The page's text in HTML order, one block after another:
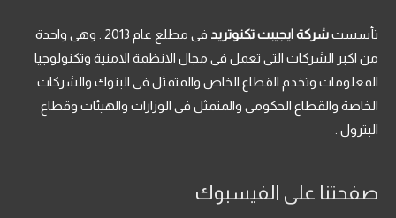
تأسستشركة ايجيبت تكنوتريد
فى مطلع عام 2013 . وهى واحدة
من اكبر الشركات التى تعمل فى مجال الانظمة الامنية وتكنولوجيا
المعلومات وتخدم القطاع الخاص والمتمثل فى البنوك والشركات
الخاصة والقطاع الحكومى والمتمثل فى الوزارات والهيئات وقطاع
البترول .
صفحتنا على الفيسبوك